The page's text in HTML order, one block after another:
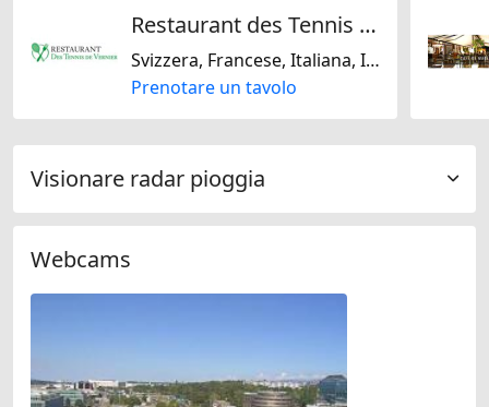
Restaurant des Tennis de Vernier
Svizzera, Francese, Italiana, Internazionale, Mediterranea, Steakhouse, Regionale
Prenotare un tavolo
Visionare radar pioggia
Webcams